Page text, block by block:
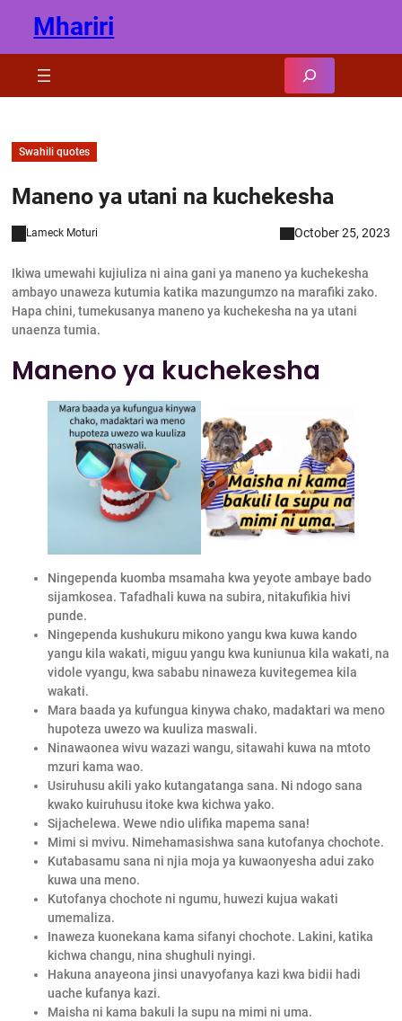
content
Mhariri
Swahili quotes
Maneno ya utani na kuchekesha
Lameck Moturi October 25, 2023
Ikiwa umewahi kujiuliza ni aina gani ya maneno ya kuchekesha
ambayo unaweza kutumia katika mazungumzo na marafiki zako.
Hapa chini, tumekusanya maneno ya kuchekesha na ya utani
unaenza tumia.
Maneno ya kuchekesha
Ningependa kuomba msamaha kwa yeyote ambaye bado
sijamkosea. Tafadhali kuwa na subira, nitakufikia hivi
punde.
Ningependa kushukuru mikono yangu kwa kuwa kando
yangu kila wakati, miguu yangu kwa kuniunua kila wakati, na
vidole vyangu, kwa sababu ninaweza kuvitegemea kila
wakati.
Mara baada ya kufungua kinywa chako, madaktari wa meno
hupoteza uwezo wa kuuliza maswali.
Ninawaonea wivu wazazi wangu, sitawahi kuwa na mtoto
mzuri kama wao.
Usiruhusu akili yako kutangatanga sana. Ni ndogo sana
kwako kuiruhusu itoke kwa kichwa yako.
Sijachelewa. Wewe ndio ulifika mapema sana!
Mimi si mvivu. Nimehamasishwa sana kutofanya chochote.
Kutabasamu sana ni njia moja ya kuwaonyesha adui zako
kuwa una meno.
Kutofanya chochote ni ngumu, huwezi kujua wakati
umemaliza.
Inaweza kuonekana kama sifanyi chochote. Lakini, katika
kichwa changu, nina shughuli nyingi.
Hakuna anayeona jinsi unavyofanya kazi kwa bidii hadi
uache kufanya kazi.
Maisha ni kama bakuli la supu na mimi ni uma.